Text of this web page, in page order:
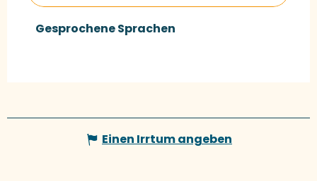
Gesprochene Sprachen
Gesprochene Sprachen
Einen Irrtum angeben